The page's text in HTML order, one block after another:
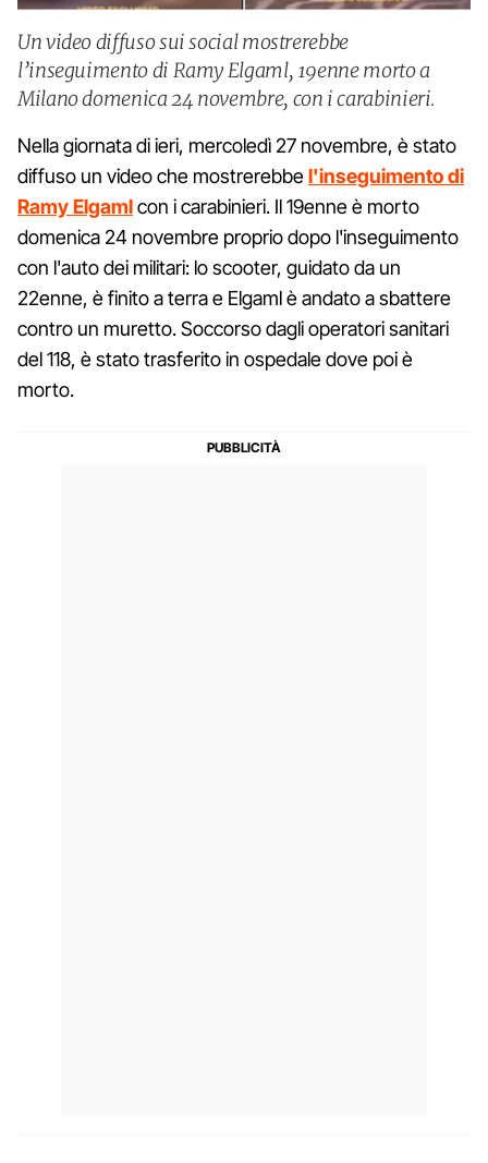
Un video diffuso sui social mostrerebbe
l’inseguimento di Ramy Elgaml, 19enne morto a
Milano domenica 24 novembre, con i carabinieri.
Nella giornata di ieri, mercoledì 27 novembre, è stato
diffuso un video che mostrerebbel'inseguimento di
Ramy Elgamlcon i carabinieri. Il 19enne è morto
domenica 24 novembre proprio dopo l'inseguimento
con l'auto dei militari: lo scooter, guidato da un
22enne, è finito a terra e Elgaml è andato a sbattere
contro un muretto. Soccorso dagli operatori sanitari
del 118, è stato trasferito in ospedale dove poi è
morto.